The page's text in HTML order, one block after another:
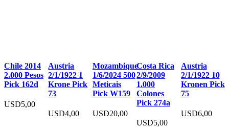
Chile 2014
2.000 Pesos
Pick 162d
USD5,00
Austria
2/1/1922 1
Krone Pick
73
USD4,00
Mozambique
1/6/2024 500
Meticais
Pick W159
USD20,00
Costa Rica
2/9/2009
1.000
Colones
Pick 274a
USD5,00
Austria
2/1/1922 10
Kronen Pick
75
USD6,00